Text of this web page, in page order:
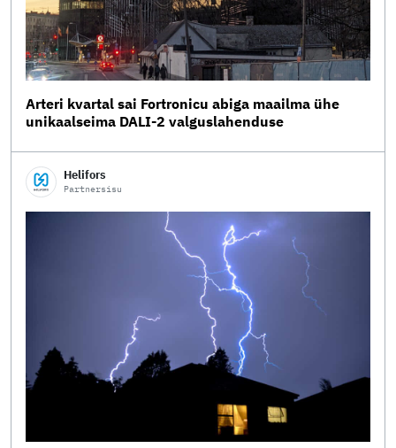
Arteri kvartal sai Fortronicu abiga maailma ühe
unikaalseima DALI-2 valguslahenduse
Helifors
Partnersisu